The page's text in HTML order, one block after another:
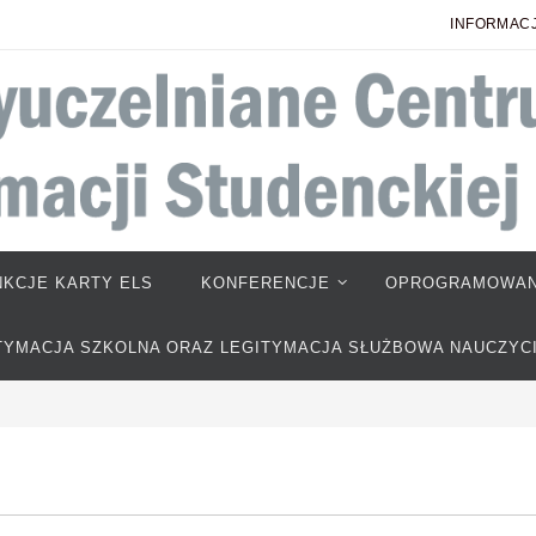
KARTY ELS KONFERENCJE
SZKOLNA ORAZ LEGITYMACJA SŁUŻBOWA